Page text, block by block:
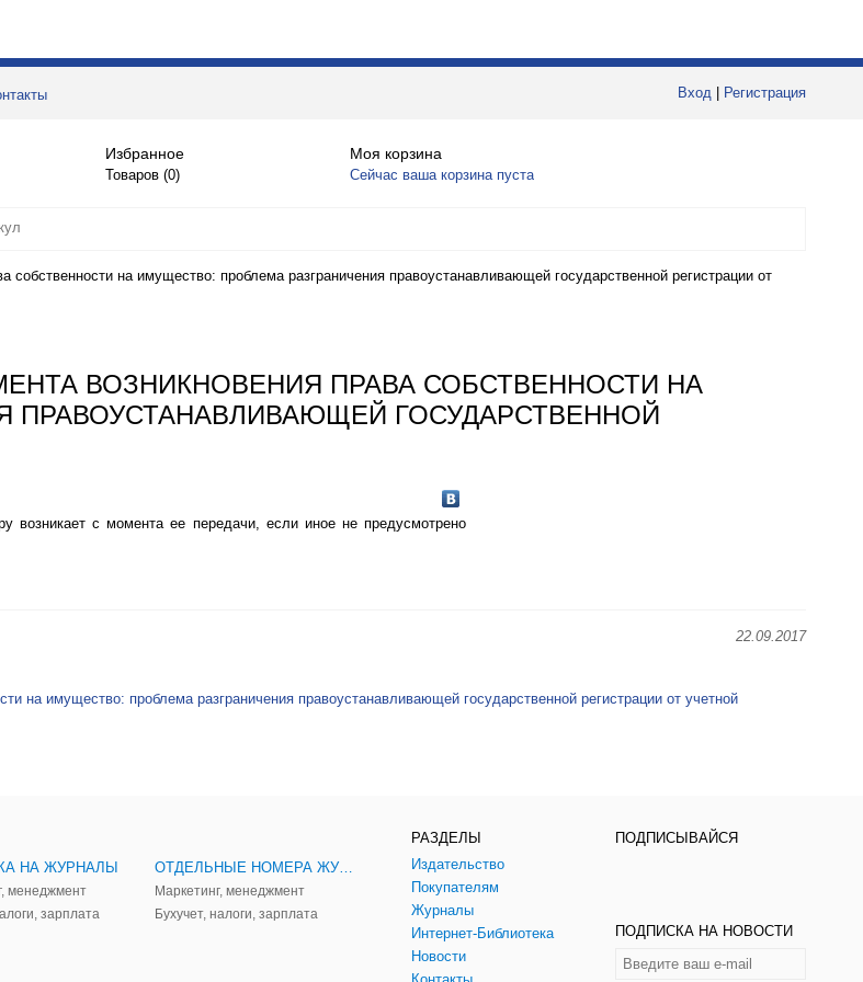
Вход Регистрация
Избранное
Товаров (0)
Моя корзина
Сейчас ваша корзина пуста
на имущество: проблема разграничения правоустанавливающей государственной регистрации от
ВОЗНИКНОВЕНИЯ ПРАВА СОБСТВЕННОСТИ НА
ПРАВОУСТАНАВЛИВАЮЩЕЙ ГОСУДАРСТВЕННОЙ
возникает с момента ее передачи, если иное не предусмотрено
22.09.2017
на имущество: проблема разграничения правоустанавливающей государственной регистрации от учетной
НА ЖУРНАЛЫ
менеджмент
зарплата
ОТДЕЛЬНЫЕ НОМЕРА ЖУРНАЛОВ
Маркетинг, менеджмент
Бухучет, налоги, зарплата
РАЗДЕЛЫ
Издательство
Покупателям
Журналы
Интернет-Библиотека
Новости
ПОДПИСЫВАЙСЯ
ПОДПИСКА НА НОВОСТИ